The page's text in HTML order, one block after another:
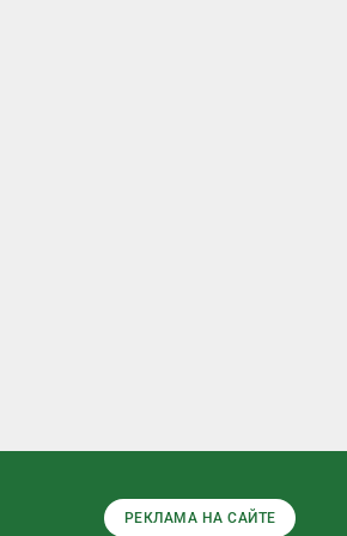
РЕКЛАМА НА САЙТЕ